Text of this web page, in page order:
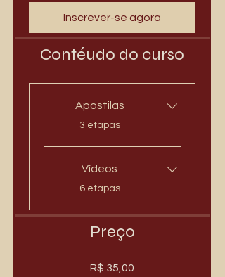
Inscrever-se agora
Contéudo do curso
Apostilas
.
3 etapas
Vídeos
.
6 etapas
Preço
R$ 35,00